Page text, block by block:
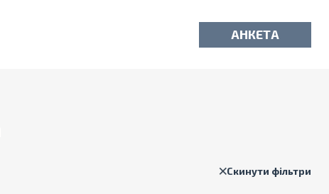
АНКЕТА
Скинути фільтри